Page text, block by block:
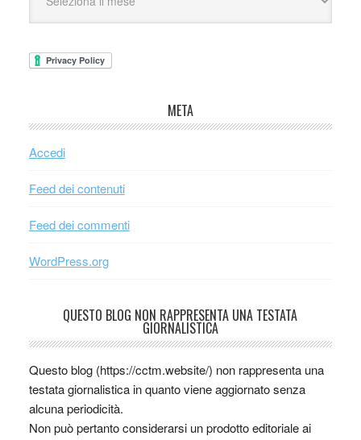
META
Accedi
Feed dei contenuti
Feed dei commenti
WordPress.org
QUESTO BLOG NON RAPPRESENTA UNA TESTATA
GIORNALISTICA
Questo blog (https://cctm.website/) non rappresenta una
testata giornalistica in quanto viene aggiornato senza
alcuna periodicità.
Non può pertanto considerarsi un prodotto editoriale ai